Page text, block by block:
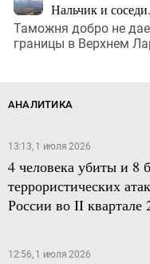
Нальчик и
Таможня добро не
границы в Верхнем
АНАЛИТИКА
13:13, 1 июля 2026
4 человека убиты и
террористических
России во II квартале
12:56, 1 июля 2026